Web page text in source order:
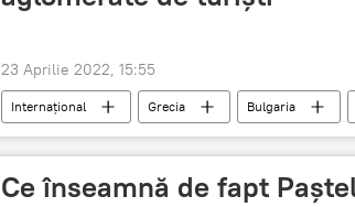
23 Aprilie 2022, 15:55
Internațional Grecia Bulgaria
Ce înseamnă de fapt